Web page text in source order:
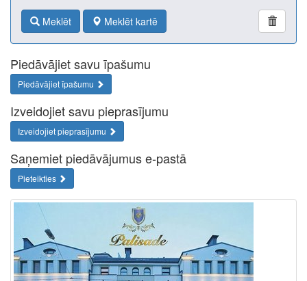
Meklēt Meklēt kartē
Piedāvājiet savu īpašumu
Piedāvājiet īpašumu
Izveidojiet savu pieprasījumu
Izveidojiet pieprasījumu
Saņemiet piedāvājumus e-pastā
Pieteikties